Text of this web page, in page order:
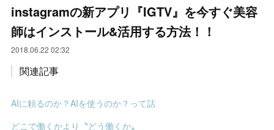
instagramの新アプリ『IGTV』を今すぐ美容
師はインストール&活用する方法！！
2018.06.22 02:32
関連記事
AIに頼るのか？AIを使うのか？って話
どこで働くかより〝どう働くか〟